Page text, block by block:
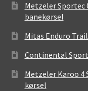
Metzeler Sportec
banekørsel
Mitas Enduro
Continental
Metzeler Karoo
kørsel